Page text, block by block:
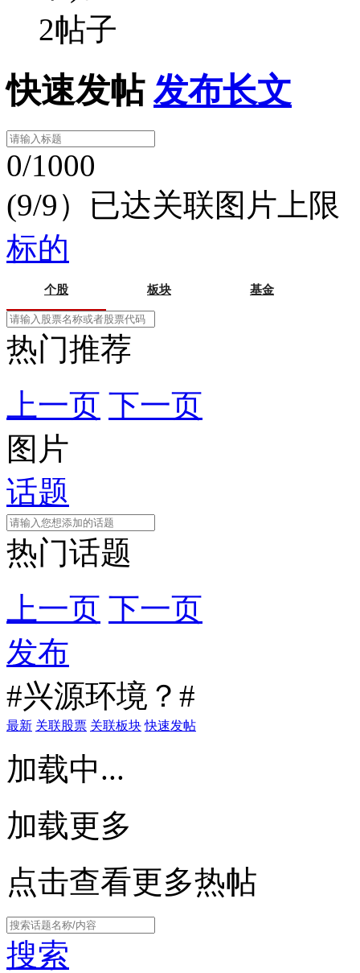
2帖子
快速发帖 发布长文
0/1000
(9/9）已达关联图片上限
标的
个股 板块 基金
热门推荐
上一页 下一页
图片
话题
热门话题
上一页 下一页
发布
#兴源环境？#
最新 关联股票 关联板块 快速发帖
加载中...
加载更多
点击查看更多热帖
搜索